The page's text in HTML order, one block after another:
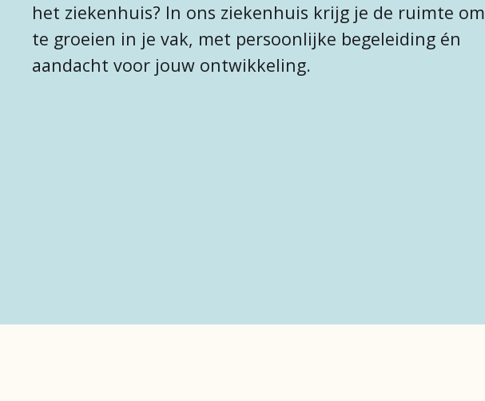
het ziekenhuis? In ons ziekenhuis krijg je de ruimte om
te groeien in je vak, met persoonlijke begeleiding én
aandacht voor jouw ontwikkeling.